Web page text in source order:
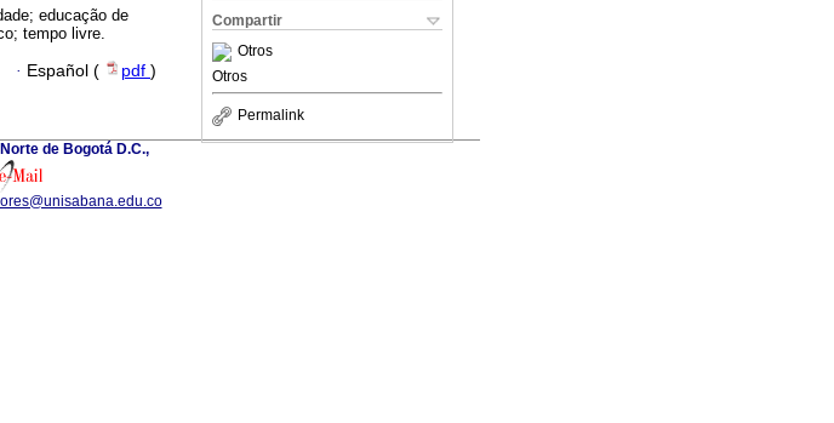
Compartir
Otros
Otros
Permalink
educação de
tempo livre.
· Español ( pdf )
de Bogotá D.C.,